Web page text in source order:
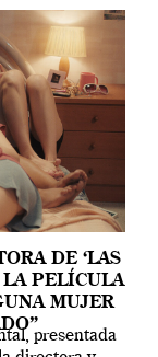
DE ‘LAS
LA PELÍCULA
MUJER
presentada